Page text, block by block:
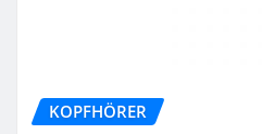
KOPFHÖRER